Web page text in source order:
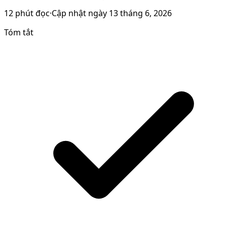
12 phút đọc·Cập nhật ngày 13 tháng 6, 2026
Tóm tắt